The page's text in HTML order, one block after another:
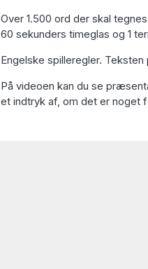
Over 1.500 ord der skal
60 sekunders timeglas og 1
Engelske spilleregler.
På videoen kan du se
et indtryk af, om det er noget